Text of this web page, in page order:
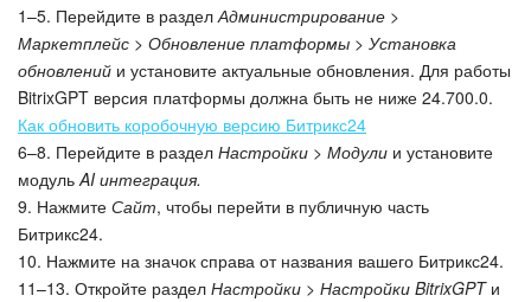
1–5. Перейдите в разделАдминистрирование >
Маркетплейс > Обновление платформы > Установка
обновлений и установите актуальные обновления. Для работы
BitrixGPT версия платформы должна быть не ниже 24.700.0.
Как обновить коробочную версию Битрикс24
6–8. Перейдите в раздел Настройки > Модули и установите
модульAI интеграция.
9. Нажмите Сайт, чтобы перейти в публичную часть
Битрикс24.
10. Нажмите на значок справа от названия вашего Битрикс24.
11–13. Откройте раздел Настройки > Настройки BitrixGPTи